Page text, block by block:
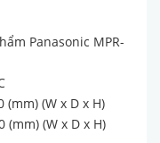
Panasonic MPR-
(W x D x H)
(mm) (W x D x H)